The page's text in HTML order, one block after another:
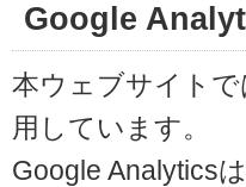
Google
本ウェブサイト
用しています。
Google Analytics